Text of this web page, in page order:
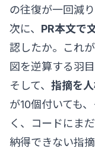
の往復が一回減り
次に、 PR本文で
認したか。これ
図を逆算する羽目
そして、 指摘を
が10個付いても
く、コードにま
納得できない指